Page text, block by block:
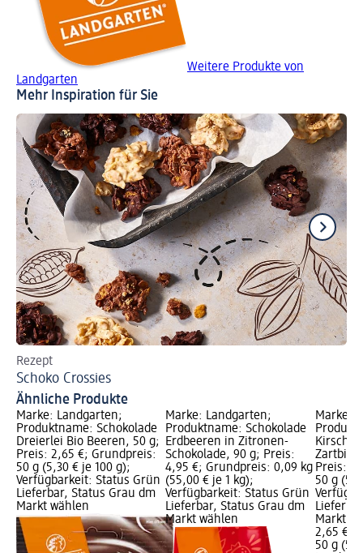
Weitere Produkte von
Landgarten
Mehr Inspiration für Sie
Rezept
Schoko Crossies
Ähnliche Produkte
Marke: Landgarten;
Produktname: Schokolade
Dreierlei Bio Beeren, 50 g;
Preis: 2,65 €; Grundpreis:
50 g (5,30 € je 100 g);
Verfügbarkeit: Status Grün
Lieferbar, Status Grau dm
Markt wählen
Marke: Landgarten;
Produktname: Schokolade
Erdbeeren in Zitronen-
Schokolade, 90 g; Preis:
4,95 €; Grundpreis: 0,09 kg
(55,00 € je 1 kg);
Verfügbarkeit: Status Grün
Lieferbar, Status Grau dm
Markt wählen
Marke:
Preis:
50 g
Markt
2,65 €
50 g